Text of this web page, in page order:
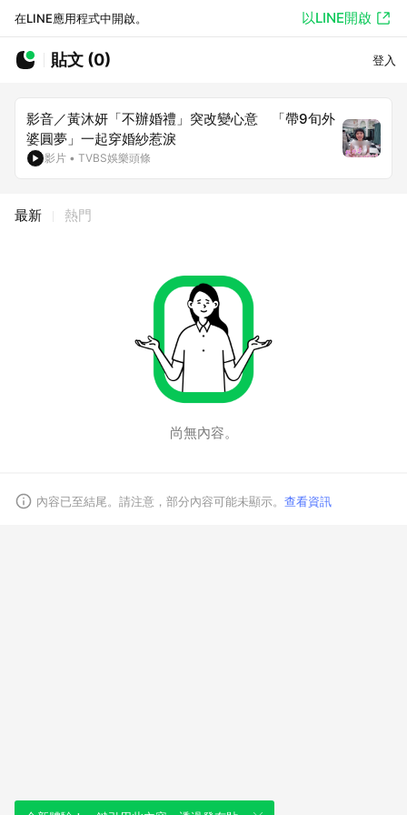
在LINE應用程式中開啟。 以LINE開啟
貼文 (0) 登入
影音／黃沐妍「不辦婚禮」突改變心意 「帶9旬外
婆圓夢」一起穿婚紗惹淚
影片 • TVBS娛樂頭條
最新 熱門
尚無內容。
內容已至結尾。請注意，部分內容可能未顯示。 查看資訊